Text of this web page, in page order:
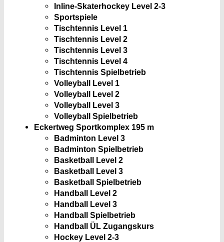
Inline-Skaterhockey Level 2-3
Sportspiele
Tischtennis Level 1
Tischtennis Level 2
Tischtennis Level 3
Tischtennis Level 4
Tischtennis Spielbetrieb
Volleyball Level 1
Volleyball Level 2
Volleyball Level 3
Volleyball Spielbetrieb
Eckertweg Sportkomplex 195 m
Badminton Level 3
Badminton Spielbetrieb
Basketball Level 2
Basketball Level 3
Basketball Spielbetrieb
Handball Level 2
Handball Level 3
Handball Spielbetrieb
Handball ÜL Zugangskurs
Hockey Level 2-3